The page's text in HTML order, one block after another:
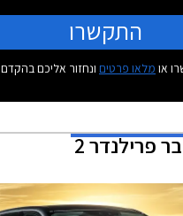
התקשרו
או מלאו פרטים ונחזור אליכם בהקדם
פרילנדר 2